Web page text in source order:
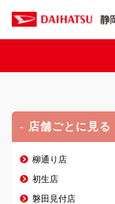
- 店舗ごとに見る
柳通り店
初生店
磐田見付店